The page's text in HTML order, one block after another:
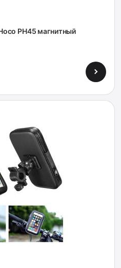
PH45 магнитный